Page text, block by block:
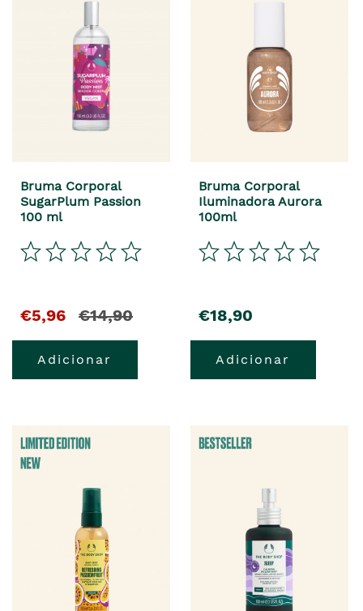
Bruma Corporal
SugarPlum Passion
100 ml
€5,96 €14,90
Adicionar
Bruma Corporal
Iluminadora Aurora
100ml
€18,90
Adicionar